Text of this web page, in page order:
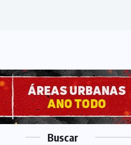
Buscar